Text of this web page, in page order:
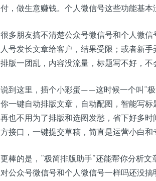
付，做生意赚钱。个人微信号这些功能基本
很多朋友搞不清楚公众号微信号和个人微
人号发长文章给客户，结果受限；或者新
排版一团乱，内容没流量，标题写不好，不
说到这里，插个小彩蛋——这时候一个叫“
你一键自动排版文章，自动配图，智能写标
再也不用为了排版和选图发愁，省下好多
方接口，一键提交草稿，简直是运营小白和
更棒的是，“极简排版助手”还能帮你分析
对公众号微信号和个人微信号一样吗还没